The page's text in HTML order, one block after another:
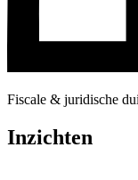
Fiscale & juridische
Inzichten